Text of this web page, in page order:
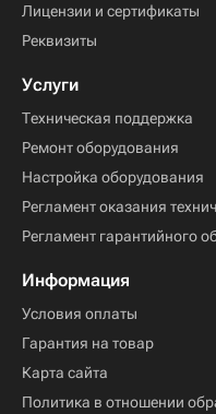
Лицензии и сертификаты
Реквизиты
Услуги
Техническая поддержка
Ремонт оборудования
Настройка оборудования
Регламент оказания
Регламент гарантийного
Информация
Условия оплаты
Гарантия на товар
Карта сайта
Политика в отношении